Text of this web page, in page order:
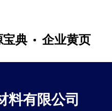
宝典 企业黄页
料有限公司